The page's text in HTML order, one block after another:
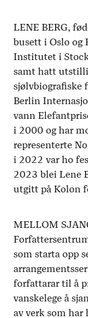
LENE BERG,
busett i Oslo og
Institutet i
samt hatt
Berlin
vann
i 2000 og har
representerte
i 2022 var ho
2023 blei Lene
utgitt på Kolon
MELLOM
som starta opp
forfattarar til å
vanskelege å
av verk som